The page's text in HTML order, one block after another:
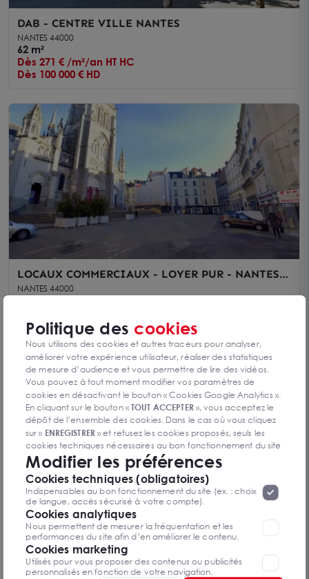
DAB - CENTRE VILLE NANTES
NANTES 44000
62 m²
Dès 271 € /m²/an HT HC
Dès 100 000 € HD
LOCAUX COMMERCIAUX - LOYER PUR - NANTES
CENTRE - TERRASSE
NANTES 44000
300 m²
LOYER PUR 47 m 2
NANTES 44000
47 m²
Prix sur demande
Politique des cookies
Nous utilisons des cookies et autres traceurs pour analyser,
améliorer votre expérience utilisateur, réaliser des statistiques
de mesure d’audience et vous permettre de lire des vidéos.
Vous pouvez à tout moment modifier vos paramètres de
cookies en désactivant le bouton « Cookies Google Analytics ».
En cliquant sur le bouton «TOUT ACCEPTER», vous acceptez le
dépôt de l’ensemble des cookies. Dans le cas où vous cliquez
sur « ENREGISTRER» et refusez les cookies proposés, seuls les
cookies techniques nécessaires au bon fonctionnement du site
seront déposés. Pour plus d’informations, vous pouvez consulter
«Protection des données à caractère
personnel ».Lorsque vous naviguez sur notre site internet, il
peut être amenée à déposer des cookies. Vous avez la
possibilité de désactiver les cookies, ces réglages ne seront
valables que sur le navigateur que vous utilisez actuellement
Modifier les préférences
Cookies techniques (obligatoires)
Indispensables au bon fonctionnement du site (ex. : choix
de langue, accès sécurisé à votre compte).
Cookies analytiques
Nous permettent de mesurer la fréquentation et les
performances du site afin d’en améliorer le contenu.
Cookies marketing
Utilisés pour vous proposer des contenus ou publicités
personnalisés en fonction de votre navigation.